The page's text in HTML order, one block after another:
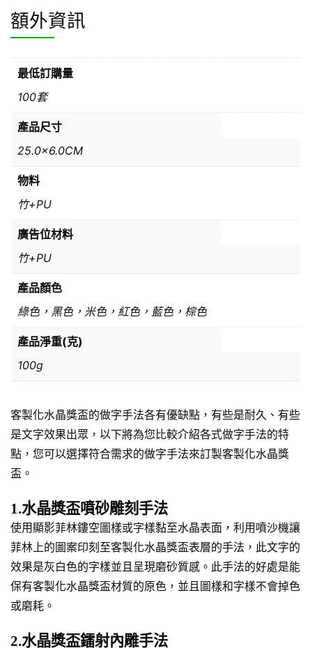
額外資訊
最低訂購量
100套
產品尺寸
25.0×6.0CM
物料
竹+PU
廣告位材料
竹+PU
產品顏色
綠色，黑色，米色，紅色，藍色，棕色
產品淨重(克)
100g
客製化水晶獎盃的做字手法各有優缺點，有些是耐久、有些
是文字效果出眾，以下將為您比較介紹各式做字手法的特
點，您可以選擇符合需求的做字手法來訂製客製化水晶獎
盃。
1.水晶獎盃噴砂雕刻手法
使用顯影菲林鏤空圖樣或字樣黏至水晶表面，利用噴沙機讓
菲林上的圖案印刻至客製化水晶獎盃表層的手法，此文字的
效果是灰白色的字樣並且呈現磨砂質感。此手法的好處是能
保有客製化水晶獎盃材質的原色，並且圖樣和字樣不會掉色
或磨耗。
2.水晶獎盃鐳射內雕手法